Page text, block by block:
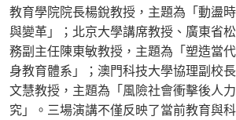
教育學院院長楊銳教授，主題為「動盪
與變革」；北京大學講席教授、廣東省
務副主任陳東敏教授，主題為「塑造當
身教育體系」；澳門科技大學協理副校
文慧教授，主題為「風險社會衝擊後人
究」。三場演講不僅反映了當前教育與